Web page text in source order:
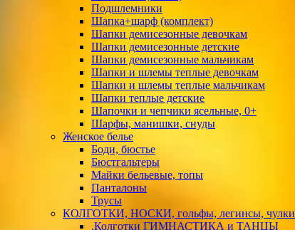
Подшлемники
Шапка+шарф (комплект)
Шапки демисезонные девочкам
Шапки демисезонные детские
Шапки демисезонные мальчикам
Шапки и шлемы теплые девочкам
Шапки и шлемы теплые мальчикам
Шапки теплые детские
Шапочки и чепчики ясельные, 0+
Шарфы, манишки, снуды
Женское белье
Боди, бюстье
Бюстгальтеры
Майки бельевые, топы
Панталоны
Трусы
КОЛГОТКИ, НОСКИ, гольфы, легинсы, чулки
.Колготки ГИМНАСТИКА и ТАНЦЫ